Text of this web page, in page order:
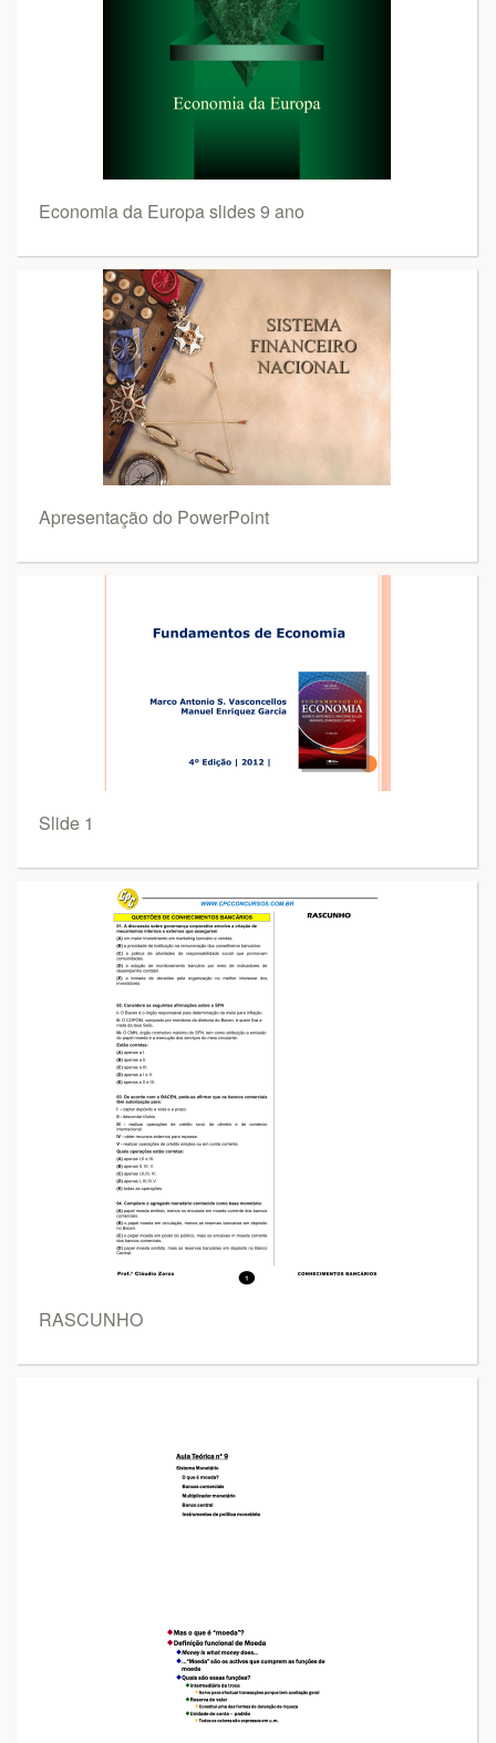
Economia da Europa slides 9 ano
Apresentação do PowerPoint
Slide 1
RASCUNHO